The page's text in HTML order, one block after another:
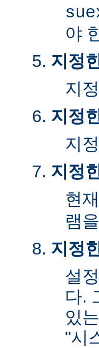
야
지정
지
지정
지
지정
현
램
지정
설
다.
있
"시